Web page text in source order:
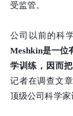
受监管。
公司以前的科
Meshkin是一位
学训练，因而
记者在调查文
顶级公司科学家